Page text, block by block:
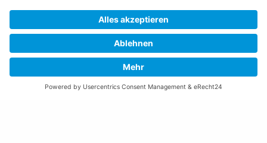
Montag bis Donnerstag:
08:00 – 11:30 und 13:30 – 17:00 Uhr
(vor Feiertagen bis 16:00 Uhr)
Freitag:
08:00 – 11:30 Uhr